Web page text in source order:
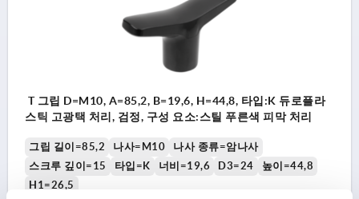
T 그립 D=M10, A=85,2, B=19,6, H=44,8, 타입:K 듀로플라
스틱 고광택 처리, 검정, 구성 요소:스틸 푸른색 피막 처리
그립 길이=85,2 나사=M10
나사 종류=암나사
스크루 깊이=15
타입=K 너비=19,6 D3=24
높이=44,8
H1=26,5